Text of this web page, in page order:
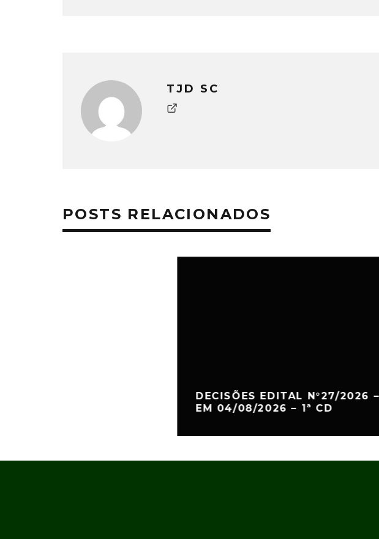
TJD SC
POSTS RELACIONADOS
DECISÕES EDITAL N°27/2026 –
EM 04/08/2026 – 1ª CD